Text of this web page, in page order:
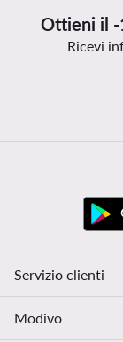
Ottieni il -
Ricevi
Servizio clienti
Modivo